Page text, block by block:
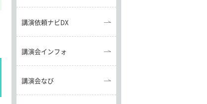
講演依頼ナビDX
講演会インフォ
講演会なび